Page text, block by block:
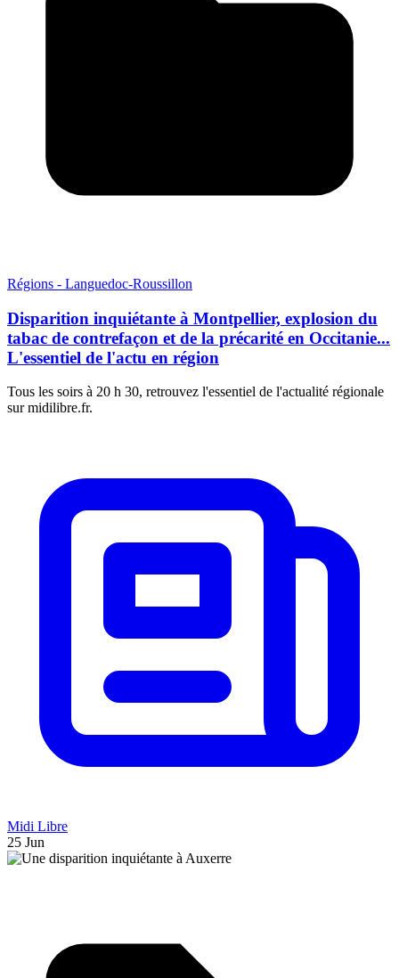
Régions - Languedoc-Roussillon
Disparition inquiétante à Montpellier, explosion du
tabac de contrefaçon et de la précarité en Occitanie...
L'essentiel de l'actu en région
Tous les soirs à 20 h 30, retrouvez l'essentiel de l'actualité régionale
sur midilibre.fr.
Midi Libre
25 Jun